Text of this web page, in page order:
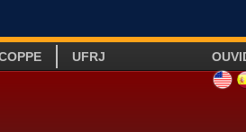
UFRJ
SITE